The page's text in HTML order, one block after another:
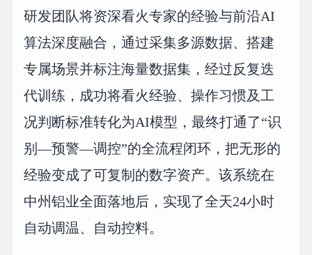
研发团队将资深看火专家的经验与前沿AI
算法深度融合，通过采集多源数据、搭建
专属场景并标注海量数据集，经过反复迭
代训练，成功将看火经验、操作习惯及工
况判断标准转化为AI模型，最终打通了“识
别—预警—调控”的全流程闭环，把无形的
经验变成了可复制的数字资产。该系统在
中州铝业全面落地后，实现了全天24小时
自动调温、自动控料。